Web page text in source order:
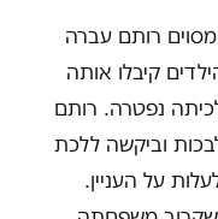
רותם עברה
קיבלו אותה
נפטרה. רותם
וביקשה ללכת
על העניין.